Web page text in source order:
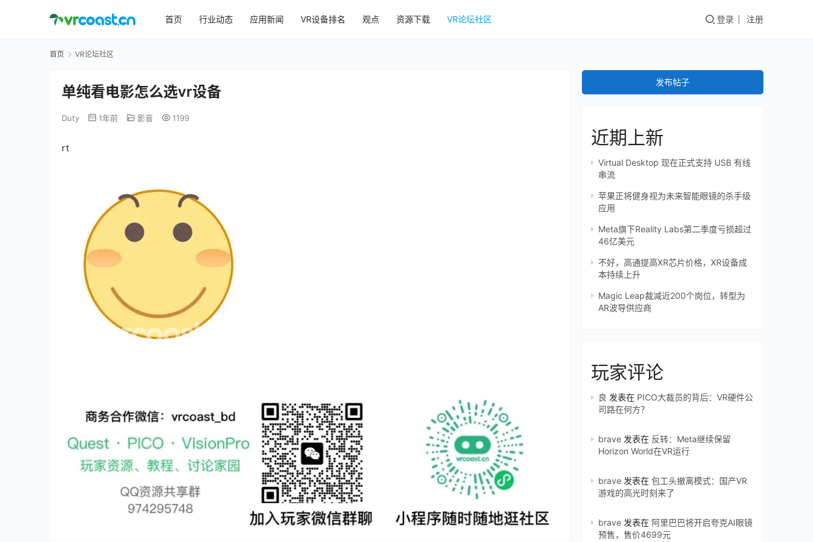
首页 行业动态 应用新闻 VR设备排名 观点 资源下载 VR论坛社区 登录 注册
首页 VR论坛社区
单纯看电影怎么选vr设备
Duty 1年前 影音 1199
rt
发布帖子
近期上新
Virtual Desktop 现在正式支持 USB 有线
串流
苹果正将健身视为未来智能眼镜的杀手级
应用
Meta旗下Reality Labs第二季度亏损超过
46亿美元
不好，高通提高XR芯片价格，XR设备成
本持续上升
Magic Leap裁减近200个岗位，转型为
AR波导供应商
玩家评论
良 发表在 PICO大裁员的背后：VR硬件公
司路在何方？
brave 发表在 反转：Meta继续保留
Horizon World在VR运行
brave 发表在 包工头撤离模式：国产VR
游戏的高光时刻来了
brave 发表在 阿里巴巴将开启夸克AI眼镜
预售，售价4699元